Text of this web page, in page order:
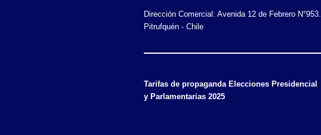
Dirección Comercial: Avenida 12 de Febrero N°953.
Pitrufquén - Chile
Tarifas de propaganda Elecciones Presidencial
y Parlamentarias 2025